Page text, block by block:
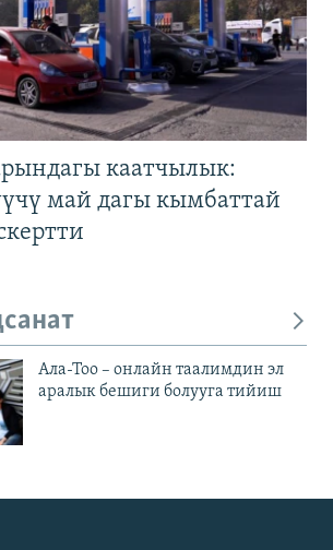
каатчылык:
май дагы кымбаттай
Ала-Тоо – онлайн таалимдин эл
аралык бешиги болууга тийиш